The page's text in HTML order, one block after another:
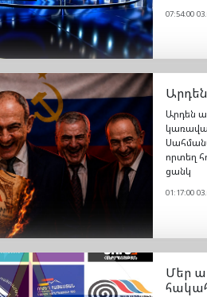
07:54:00
Արդեն
Արդեն
որտեղ
ցանկ
01:17:00
Մեր